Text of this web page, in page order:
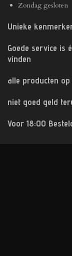
Zondag gesloten
Unieke
Goede service is
vinden
alle producten
niet goed geld
Voor 18:00